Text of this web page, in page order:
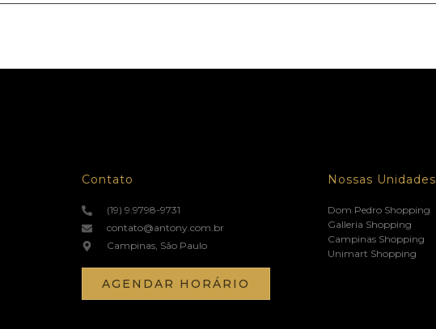
Contato
(19) 9.9798-9731
contato@antony.com.br
Campinas, São Paulo
AGENDAR HORÁRIO
Nossas Unidades
Dom Pedro Shopping
Galleria Shopping
Campinas Shopping
Unimart Shopping